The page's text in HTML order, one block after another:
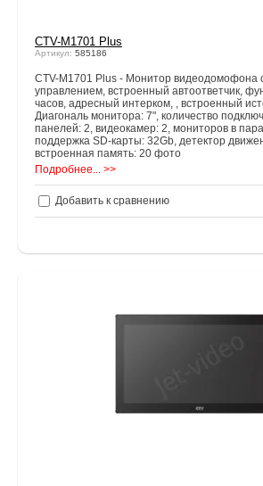
CTV-M1701 Plus
Артикул: 585186
CTV-M1701 Plus - Монитор видеодомофона
управлением, встроенный автоответчик,
часов, адресный интерком, , встроенный
Диагональ монитора: 7", количество
панелей: 2, видеокамер: 2, мониторов в
поддержка SD-карты: 32Gb, детектор
встроенная память: 20 фото
Подробнее... >>
Добавить к сравнению